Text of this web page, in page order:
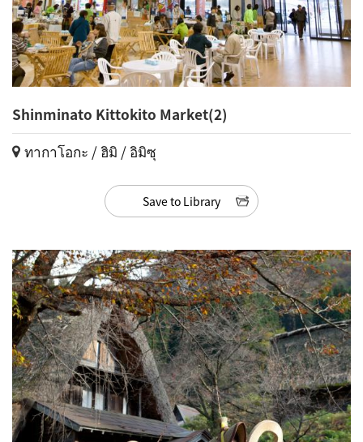
Shinminato Kittokito Market(2)
ทากาโอกะ / ฮิมิ / อิมิซุ
Save to Library